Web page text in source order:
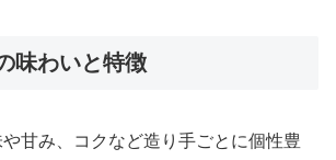
味わいと特徴
甘み、コクなど造り手ごとに個性豊